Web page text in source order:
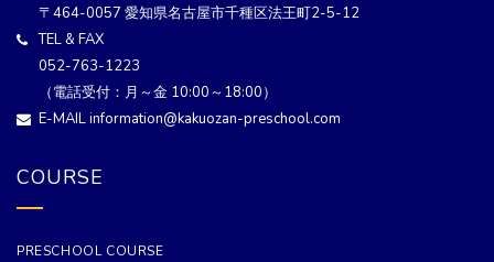
〒464-0057 愛知県名古屋市千種区法王町2-5-12
TEL & FAX
052-763-1223
（電話受付：月～金 10:00～18:00）
E-MAIL information@kakuozan-preschool.com
COURSE
PRESCHOOL COURSE